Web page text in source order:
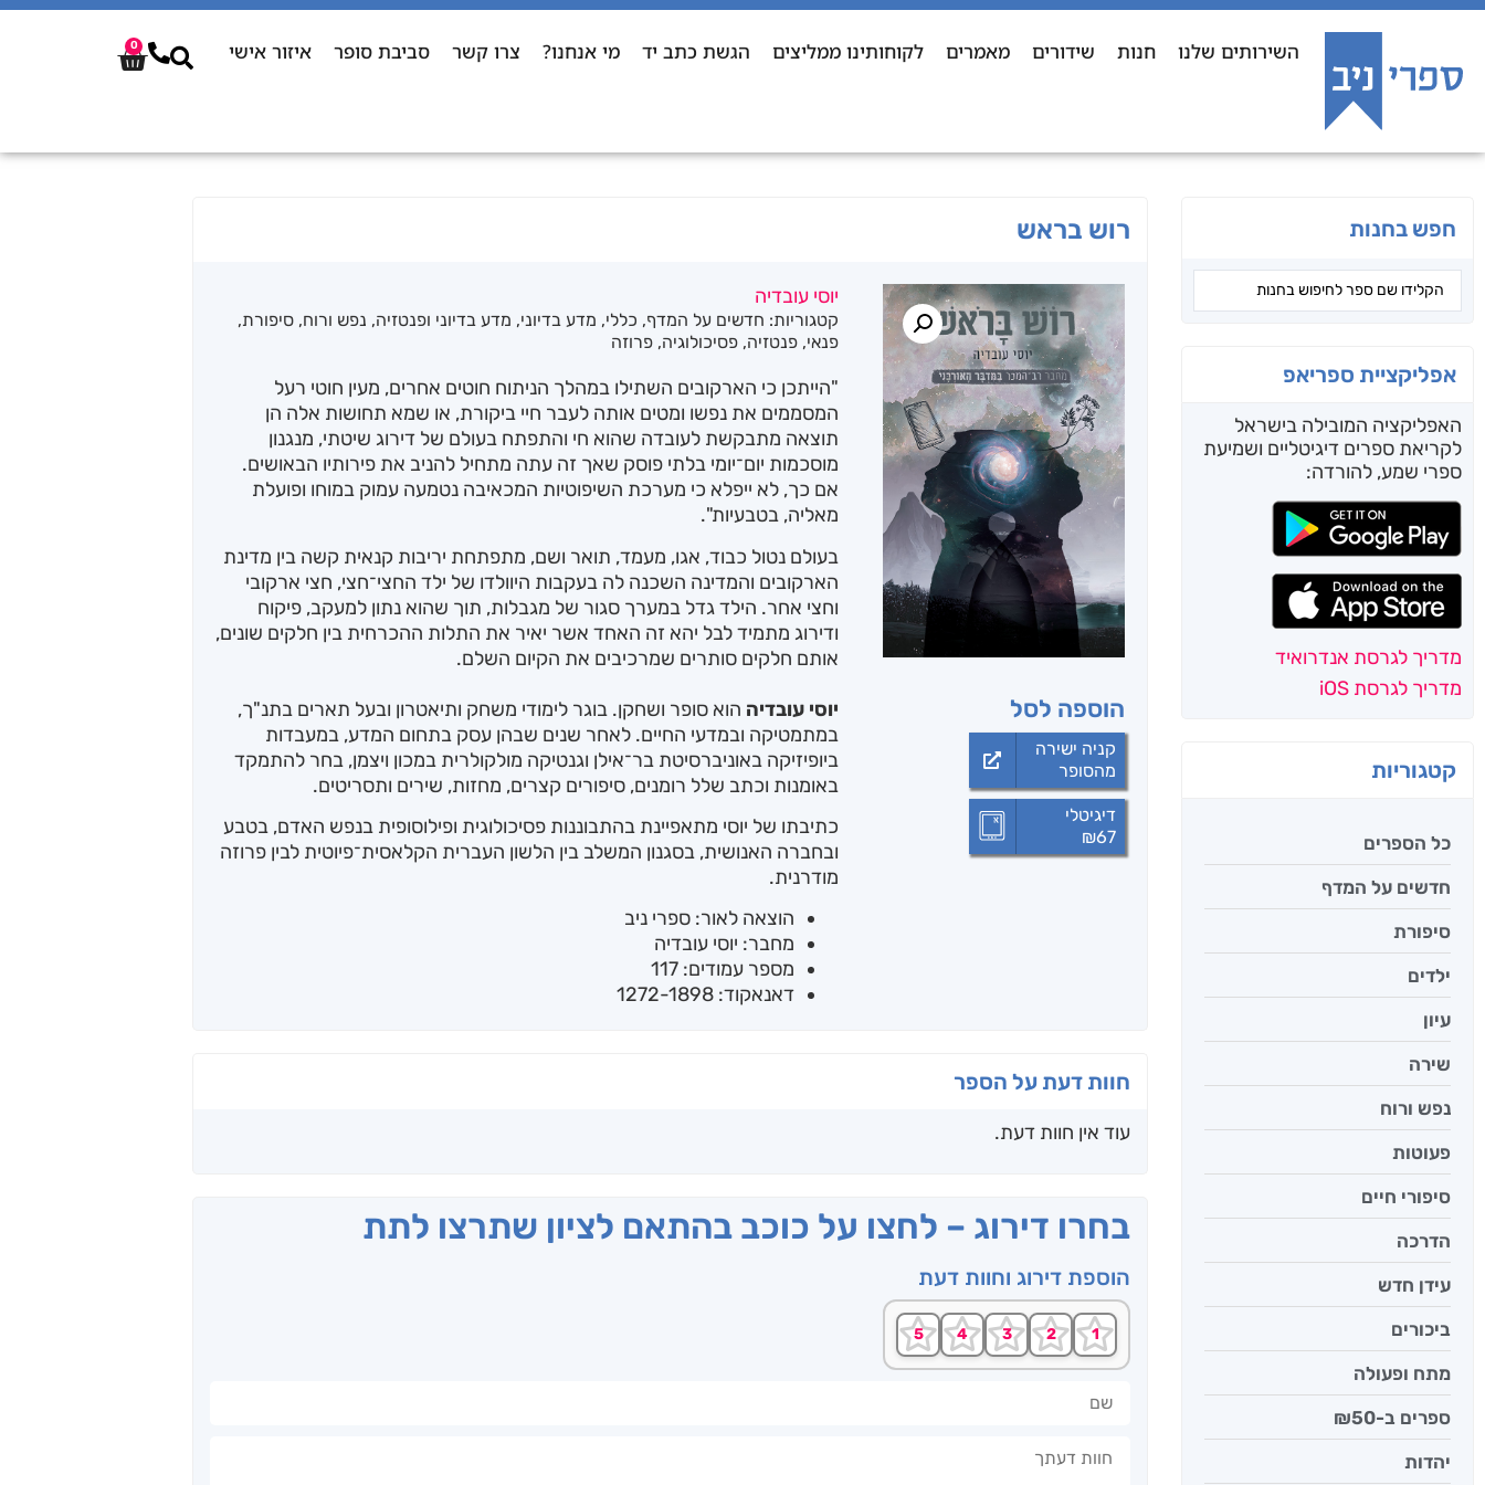
השירותים שלנו חנות שידורים מאמרים לקוחותינו ממליצים הגשת כתב יד מי אנחנו? צרו קשר סביבת סופר איזור אישי 0
חפש בחנות
אפליקציית ספריאפ
האפליקציה המובילה בישראל
לקריאת ספרים דיגיטליים ושמיעת
ספרי שמע, להורדה:
מדריך לגרסת אנדרואיד
מדריך לגרסת iOS
קטגוריות
כל הספרים
חדשים על המדף
סיפורת
ילדים
עיון
שירה
נפש ורוח
פעוטות
סיפורי חיים
הדרכה
עידן חדש
ביכורים
מתח ופעולה
ספרים ב-₪50
יהדות
רוש בראש
הוספה לסל
קניה ישירה
מהסופר
דיגיטלי
₪67
יוסי עובדיה
קטגוריות: חדשים על המדף, כללי, מדע בדיוני, מדע בדיוני ופנטזיה, נפש ורוח, סיפורת,
פנאי, פנטזיה, פסיכולוגיה, פרוזה
"הייתכן כי הארקובים השתילו במהלך הניתוח חוטים אחרים, מעין חוטי רעל
המסממים את נפשו ומטים אותה לעבר חיי ביקורת, או שמא תחושות אלה הן
תוצאה מתבקשת לעובדה שהוא חי והתפתח בעולם של דירוג שיטתי, מנגנון
מוסכמות יום־יומי בלתי פוסק שאך זה עתה מתחיל להניב את פירותיו הבאושים.
אם כך, לא ייפלא כי מערכת השיפוטיות המכאיבה נטמעה עמוק במוחו ופועלת
מאליה, בטבעיות".
בעולם נטול כבוד, אגו, מעמד, תואר ושם, מתפתחת יריבות קנאית קשה בין מדינת
הארקובים והמדינה השכנה לה בעקבות היוולדו של ילד החצי־חצי, חצי ארקובי
וחצי אחר. הילד גדל במערך סגור של מגבלות, תוך שהוא נתון למעקב, פיקוח
ודירוג מתמיד לבל יהא זה האחד אשר יאיר את התלות ההכרחית בין חלקים שונים,
אותם חלקים סותרים שמרכיבים את הקיום השלם.
יוסי עובדיה הוא סופר ושחקן. בוגר לימודי משחק ותיאטרון ובעל תארים בתנ"ך,
במתמטיקה ובמדעי החיים. לאחר שנים שבהן עסק בתחום המדע, במעבדות
ביופיזיקה באוניברסיטת בר־אילן וגנטיקה מולקולרית במכון ויצמן, בחר להתמקד
באומנות וכתב שלל רומנים, סיפורים קצרים, מחזות, שירים ותסריטים.
כתיבתו של יוסי מתאפיינת בהתבוננות פסיכולוגית ופילוסופית בנפש האדם, בטבע
ובחברה האנושית, בסגנון המשלב בין הלשון העברית הקלאסית־פיוטית לבין פרוזה
מודרנית.
הוצאה לאור: ספרי ניב
מחבר: יוסי עובדיה
מספר עמודים: 117
דאנאקוד: 1272-1898
חוות דעת על הספר
עוד אין חוות דעת.
בחרו דירוג – לחצו על כוכב בהתאם לציון שתרצו לתת
הוספת דירוג וחוות דעת